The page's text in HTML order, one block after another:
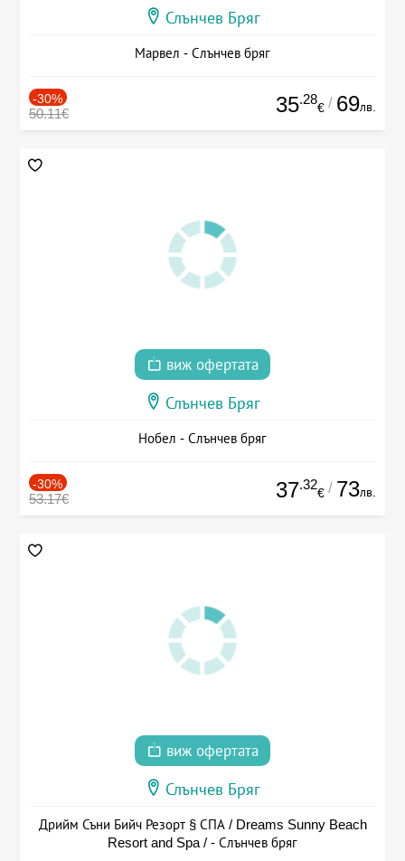
Слънчев Бряг
Марвел - Слънчев бряг
-30%
50.11€ 35.28
€ / 69лв.
виж офертата
Слънчев Бряг
Нобел - Слънчев бряг
-30%
53.17€ 37.32
€ / 73лв.
виж офертата
Слънчев Бряг
Дрийм Съни Бийч Резорт § СПА / Dreams Sunny Beach
Resort and Spa / - Слънчев бряг